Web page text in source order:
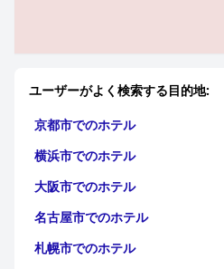
ユーザーがよく検索する目的地:
京都市でのホテル
横浜市でのホテル
大阪市でのホテル
名古屋市でのホテル
札幌市でのホテル